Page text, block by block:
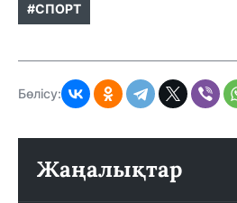
#СПОРТ
Бөлісу:
Жаңалықтар